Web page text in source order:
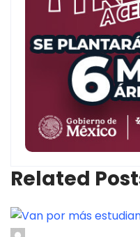
Related